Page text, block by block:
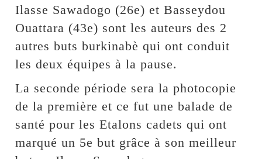
Ilasse Sawadogo (26e) et Basseydou
Ouattara (43e) sont les auteurs des 2
autres buts burkinabè qui ont conduit
les deux équipes à la pause.
La seconde période sera la photocopie
de la première et ce fut une balade de
santé pour les Etalons cadets qui ont
marqué un 5e but grâce à son meilleur